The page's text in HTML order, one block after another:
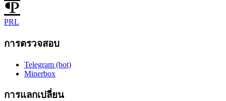
PRL
การตรวจสอบ
Telegram (bot)
Minerbox
การแลกเปลี่ยน